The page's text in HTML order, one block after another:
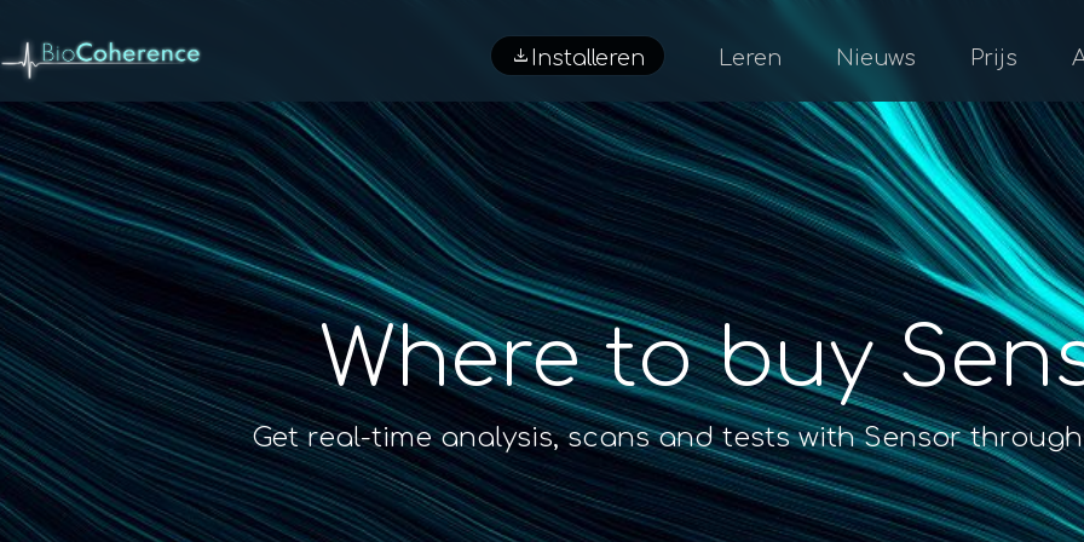
download Installeren Leren Nieuws Prijs
Where to buy
Get real-time analysis, scans and tests with Sensor